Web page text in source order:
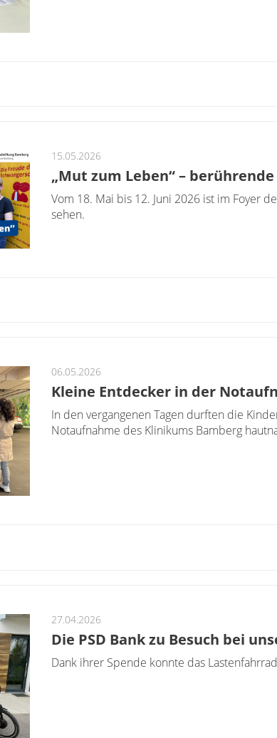
15.05.2026
„Mut zum Leben“ –
Vom 18. Mai bis 12. Juni 2026 ist im Foyer
sehen.
06.05.2026
Kleine Entdecker in der
In den vergangenen Tagen durften die
Notaufnahme des Klinikums Bamberg
27.04.2026
Die PSD Bank zu Besuch bei
Dank ihrer Spende konnte das